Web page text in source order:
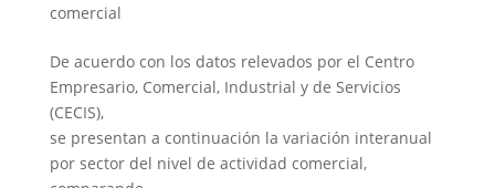
comercial
De acuerdo con los datos relevados por el Centro
Empresario, Comercial, Industrial y de Servicios
(CECIS),
se presentan a continuación la variación interanual
por sector del nivel de actividad comercial,